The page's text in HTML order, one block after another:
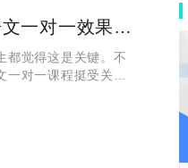
高考语文说阅读的答题方法和技巧？秦学教育语文一对一效果咋样？
都觉得这是关键。不
一对一课程挺受关